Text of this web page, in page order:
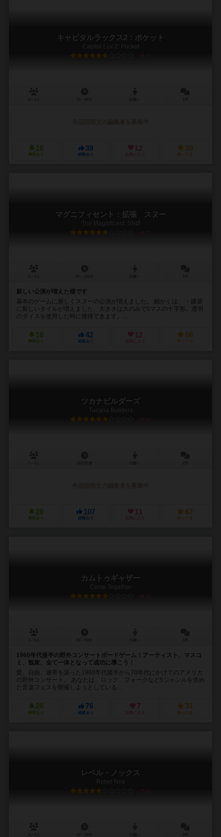
キャピタルラックス2：ポケット
Capital Lux 2: Pocket
6.2
16
興味あり
39
経験あり
12
お気に入り
30
持ってる
マグニフィセント：拡張 スヌー
The Magnificent: SNØ
6.2
新しい公演が増えた様です
基本のゲームに新しくスヌーの公演が増えました。 細かくは、 ・建築
に新しいタイルが増えました。大きさは大のみで5マスの十字形。透明
のダイスを使用した時に獲得できます。...
18
興味あり
42
経験あり
12
お気に入り
66
持ってる
ツカナビルダーズ
Tucana Builders
6.4
28
興味あり
107
経験あり
11
お気に入り
67
持ってる
カムトゥギャザー
Come Together
6.2
1960年代後半の野外コンサートボードゲーム！アーティスト、マスコ
ミ、観衆、全て一体となって成功に導こう！
愛、自由、連帯を謳った1960年代後半から70年代にかけてのアメリカ
の野外コンサート。 あなたは、ロック、フォークなど5ジャンルを含め
た音楽フェスを開催しようとしている...
26
興味あり
76
経験あり
7
お気に入り
31
持ってる
レベル・ノックス
Rebel Nox
5.8